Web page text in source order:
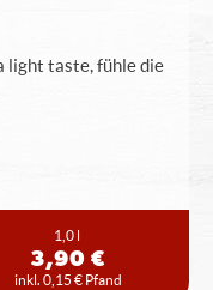
light taste, fühle die
1,0 l
3,90 €
inkl. 0,15 € Pfand